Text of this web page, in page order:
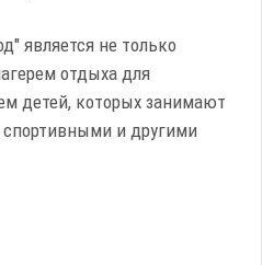
является не только
отдыха для
детей, которых занимают
и другими